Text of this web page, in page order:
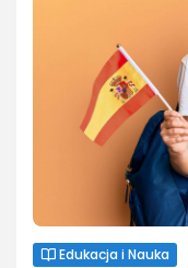
Edukacja i Nauka